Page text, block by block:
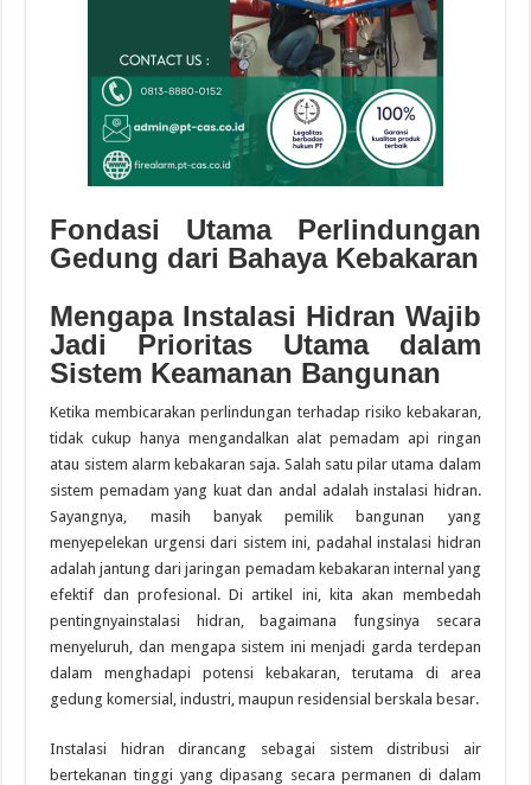
Fondasi Utama Perlindungan
Gedung dari Bahaya Kebakaran
Mengapa Instalasi Hidran Wajib
Jadi Prioritas Utama dalam
Sistem Keamanan Bangunan
Ketika membicarakan perlindungan terhadap risiko kebakaran,
tidak cukup hanya mengandalkan alat pemadam api ringan
atau sistem alarm kebakaran saja. Salah satu pilar utama dalam
sistem pemadam yang kuat dan andal adalah instalasi hidran.
Sayangnya, masih banyak pemilik bangunan yang
menyepelekan urgensi dari sistem ini, padahal instalasi hidran
adalah jantung dari jaringan pemadam kebakaran internal yang
efektif dan profesional. Di artikel ini, kita akan membedah
pentingnyainstalasi hidran, bagaimana fungsinya secara
menyeluruh, dan mengapa sistem ini menjadi garda terdepan
dalam menghadapi potensi kebakaran, terutama di area
gedung komersial, industri, maupun residensial berskala besar.
Instalasi hidran dirancang sebagai sistem distribusi air
bertekanan tinggi yang dipasang secara permanen di dalam